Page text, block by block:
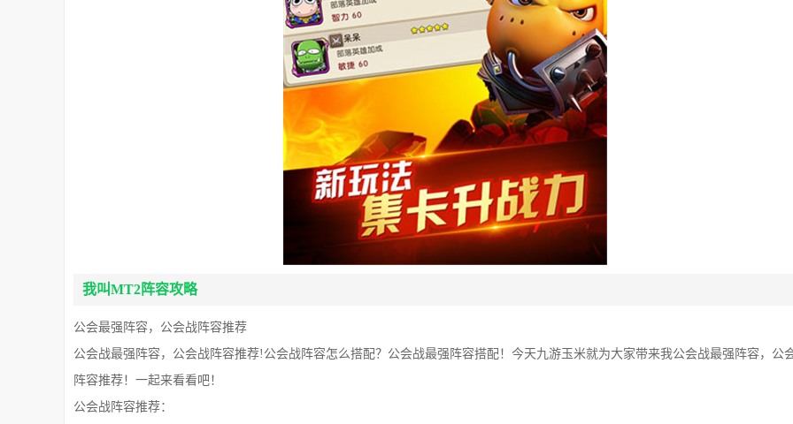
我叫MT2阵容攻略
公会最强阵容，公会战阵容推荐
公会战最强阵容，公会战阵容推荐!公会战阵容怎么搭配？公会战最强阵容搭配！今天九游玉米就为大家带来我公会战最强阵容，公
阵容推荐！一起来看看吧！
公会战阵容推荐：